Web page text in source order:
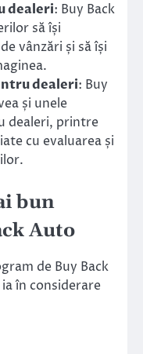
dealeri: Buy Back
să își
vânzări și să își
dealeri: Buy
și unele
dealeri, printre
cu evaluarea și
bun
Auto
de Buy Back
în considerare